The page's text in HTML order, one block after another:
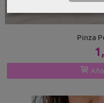
Pinza